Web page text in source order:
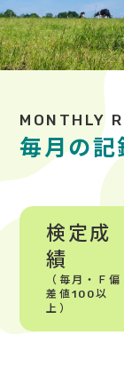
毎月の記
検定成
績
（毎月・Ｆ偏
差値100以
上）